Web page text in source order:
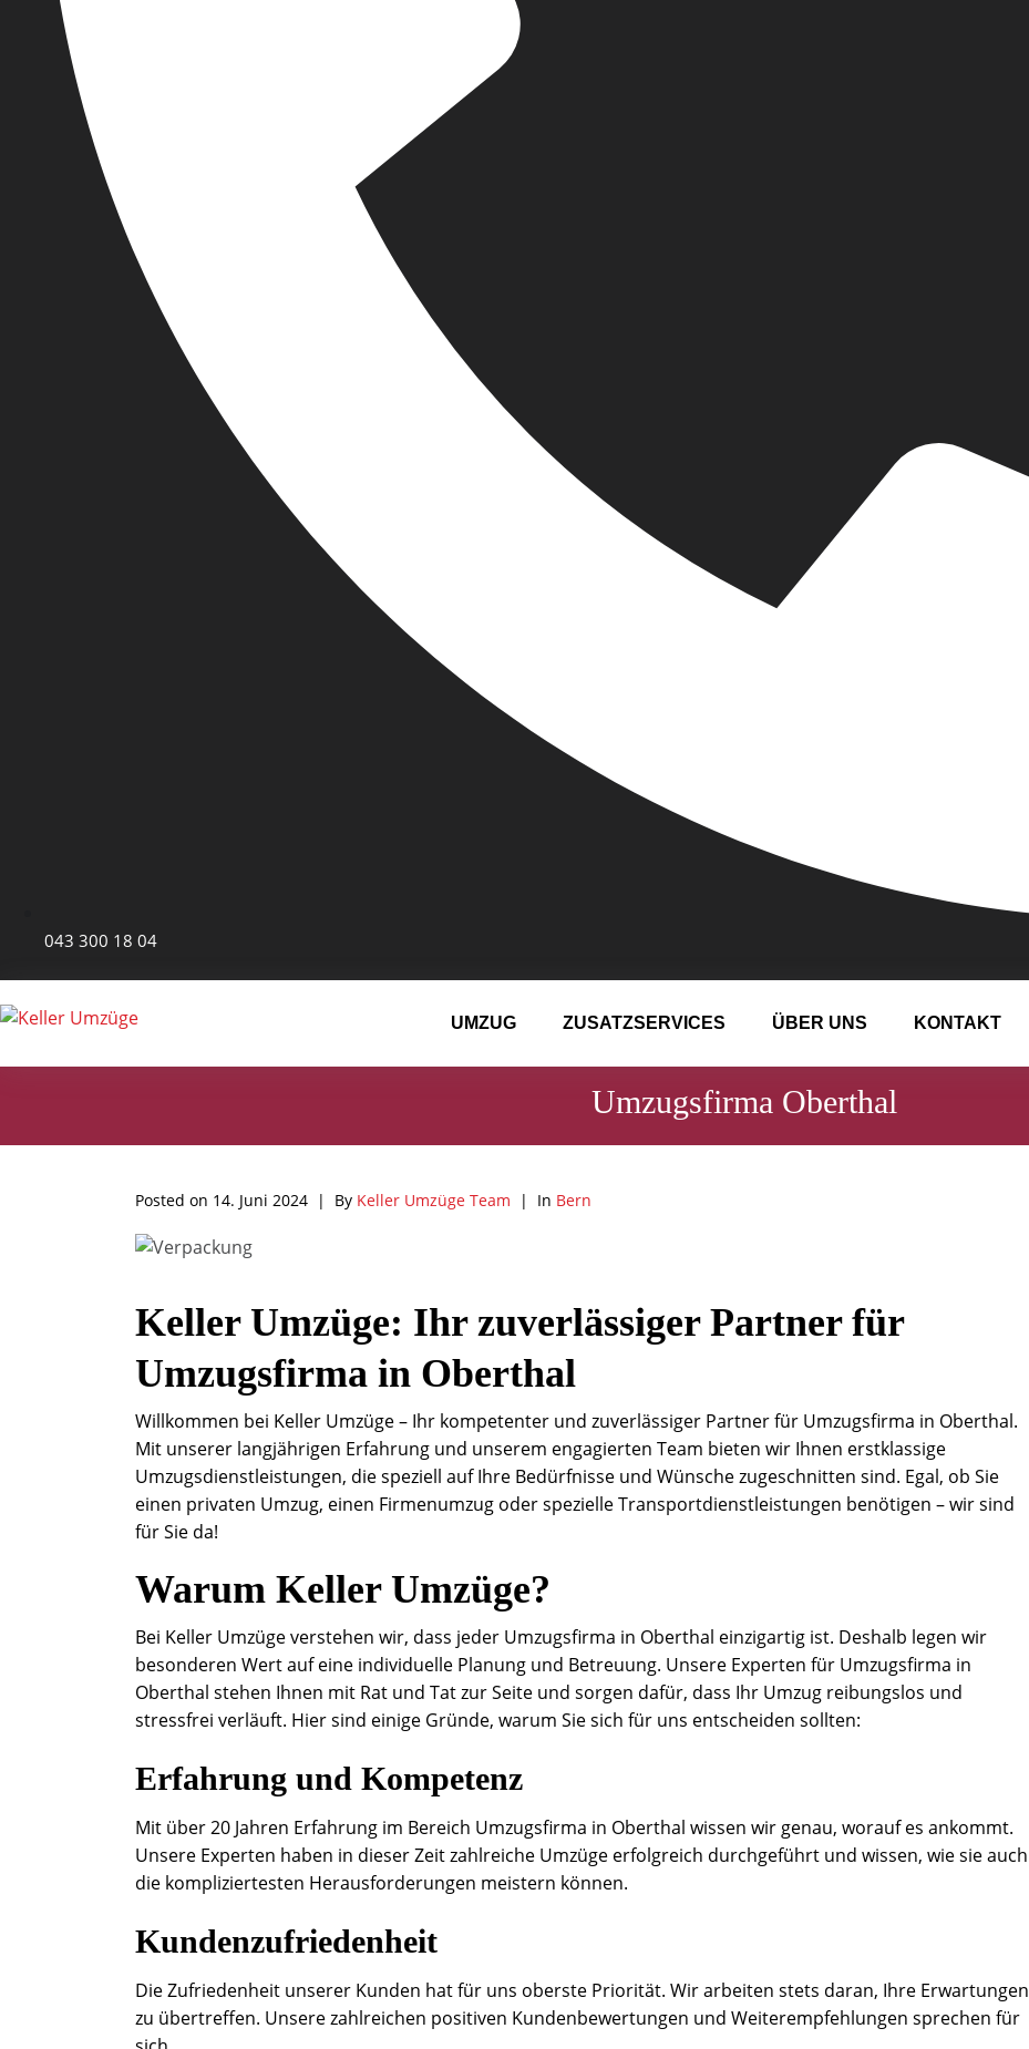
043 300 18 04
UMZUG ZUSATZSERVICES ÜBER UNS KONTAKT
Umzugsfirma Oberthal
Posted on 14. Juni 2024 By Keller Umzüge Team In Bern
Keller Umzüge: Ihr zuverlässiger Partner für
Umzugsfirma in Oberthal
Willkommen bei Keller Umzüge – Ihr kompetenter und zuverlässiger Partner für Umzugsfirma in Oberthal.
Mit unserer langjährigen Erfahrung und unserem engagierten Team bieten wir Ihnen erstklassige
Umzugsdienstleistungen, die speziell auf Ihre Bedürfnisse und Wünsche zugeschnitten sind. Egal, ob Sie
einen privaten Umzug, einen Firmenumzug oder spezielle Transportdienstleistungen benötigen – wir sind
für Sie da!
Warum Keller Umzüge?
Bei Keller Umzüge verstehen wir, dass jeder Umzugsfirma in Oberthal einzigartig ist. Deshalb legen wir
besonderen Wert auf eine individuelle Planung und Betreuung. Unsere Experten für Umzugsfirma in
Oberthal stehen Ihnen mit Rat und Tat zur Seite und sorgen dafür, dass Ihr Umzug reibungslos und
stressfrei verläuft. Hier sind einige Gründe, warum Sie sich für uns entscheiden sollten:
Erfahrung und Kompetenz
Mit über 20 Jahren Erfahrung im Bereich Umzugsfirma in Oberthal wissen wir genau, worauf es ankommt.
Unsere Experten haben in dieser Zeit zahlreiche Umzüge erfolgreich durchgeführt und wissen, wie sie auch
die kompliziertesten Herausforderungen meistern können.
Kundenzufriedenheit
Die Zufriedenheit unserer Kunden hat für uns oberste Priorität. Wir arbeiten stets daran, Ihre Erwartungen
zu übertreffen. Unsere zahlreichen positiven Kundenbewertungen und Weiterempfehlungen sprechen für